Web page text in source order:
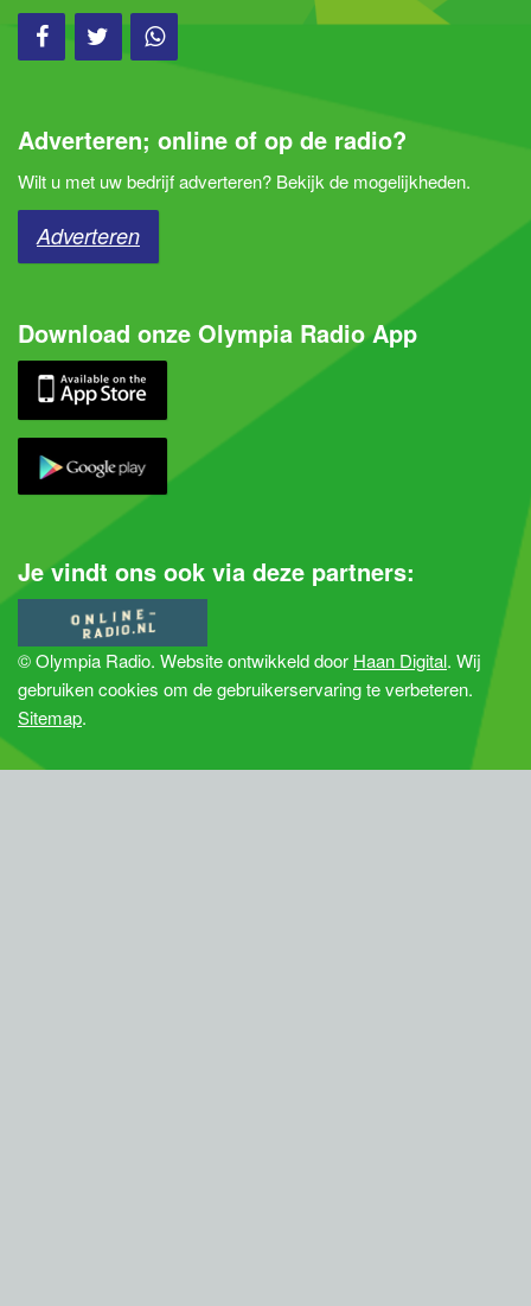
Adverteren; online of op de radio?
Wilt u met uw bedrijf adverteren? Bekijk de mogelijkheden.
Adverteren
Download onze Olympia Radio App
Je vindt ons ook via deze partners:
© Olympia Radio. Website ontwikkeld door Haan Digital. Wij
gebruiken cookies om de gebruikerservaring te verbeteren.
Sitemap.